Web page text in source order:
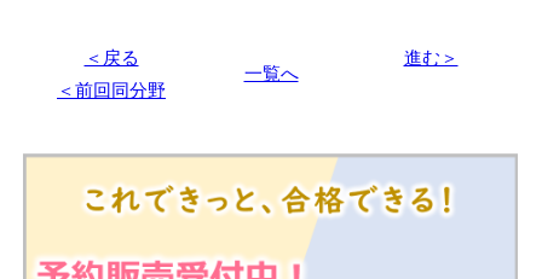
＜戻る
一覧へ
進む＞
＜前回同分野